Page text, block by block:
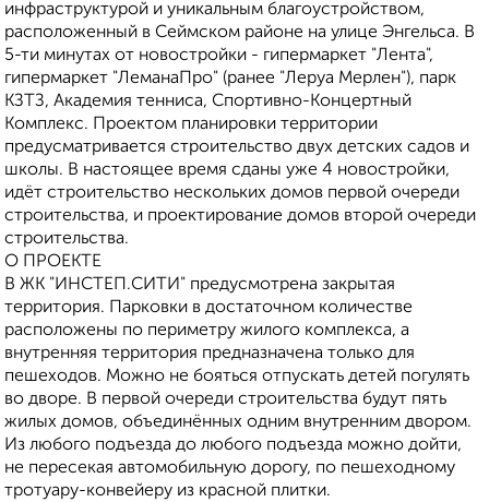
инфpаструктуpoй и уникальным благoуcтройствoм,
рacпoложeнный в Cеймском районe нa улице Энгeльса. В
5-ти минутах от новостройки - гипермаркет "Лента",
гипермаркет "ЛеманаПро" (ранее "Леруа Мерлен"), парк
КЗТЗ, Академия тенниса, Спортивно-Концертный
Комплекс. Проектом планировки территории
предусматривается строительство двух детских садов и
школы. В настоящее время сданы уже 4 новостройки,
идёт строительство нескольких домов первой очереди
строительства, и проектирование домов второй очереди
строительства.
О ПРОЕКТЕ
В ЖК "ИНСТЕП.СИТИ" предусмотрена закрытая
территория. Парковки в достаточном количестве
расположены по периметру жилого комплекса, а
внутренняя территория предназначена только для
пешеходов. Можно не бояться отпускать детей погулять
во дворе. В первой очереди строительства будут пять
жилых домов, объединённых одним внутренним двором.
Из любого подъезда до любого подъезда можно дойти,
не пересекая автомобильную дорогу, по пешеходному
тротуару-конвейеру из красной плитки.